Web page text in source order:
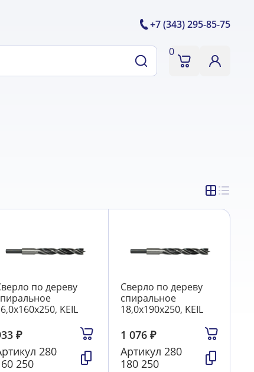
+7 (343) 295-85-75
0
по дереву
KEIL
₽
280
250
Сверло по дереву
спиральное
18,0х190х250, KEIL
1 076 ₽
Артикул 280
180 250